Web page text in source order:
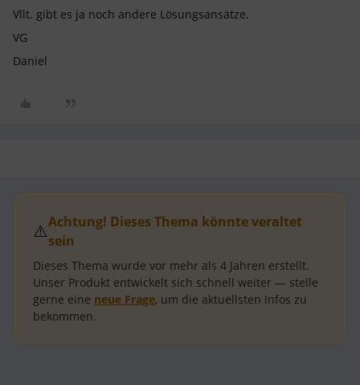
Vllt. gibt es ja noch andere Lösungsansätze.
VG
Daniel
⚠️Achtung! Dieses Thema könnte veraltet
sein
Dieses Thema wurde vor mehr als 4 Jahren erstellt.
Unser Produkt entwickelt sich schnell weiter — stelle
gerne eine neue Frage, um die aktuellsten Infos zu
bekommen.